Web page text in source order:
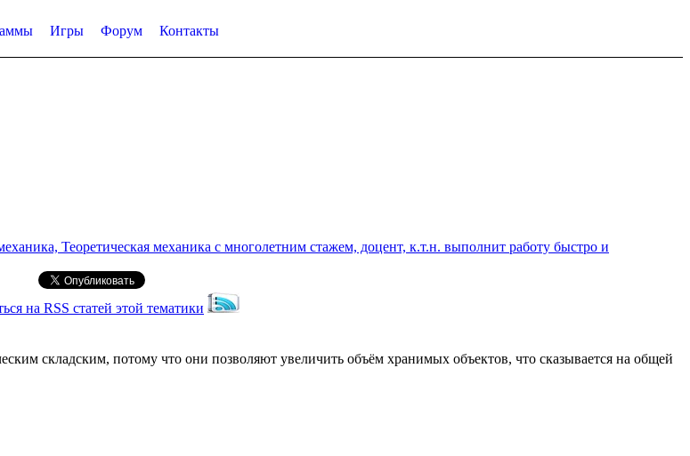
Игры Форум Контакты
Теоретическая механика с многолетним стажем, доцент, к.т.н. выполнит работу быстро и
на RSS статей этой тематики
складским, потому что они позволяют увеличить объём хранимых объектов, что сказывается на общей